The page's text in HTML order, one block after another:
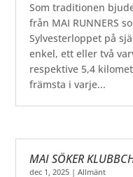
Som traditionen
från MAI RUNNERS
Sylvesterloppet på
enkel, ett eller två
respektive 5,4
främsta i varje...
MAI SÖKER
dec 1, 2025 |Allmänt